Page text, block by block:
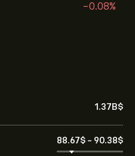
-0.08%
1.37B‎$‎
88.67‎$‎ - 90.38‎$‎